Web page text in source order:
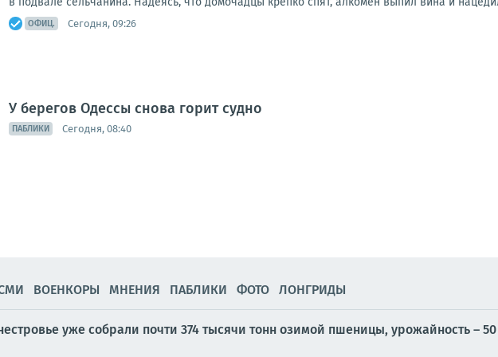
ОФИЦ. Сегодня, 09:26
У берегов Одессы снова горит судно
ПАБЛИКИ Сегодня, 08:40
ВОЕНКОРЫ МНЕНИЯ ПАБЛИКИ ФОТО ЛОНГРИДЫ
уже собрали почти 374 тысячи тонн озимой пшеницы, урожайность –